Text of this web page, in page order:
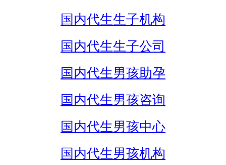
国内代生生子机构
国内代生生子公司
国内代生男孩助孕
国内代生男孩咨询
国内代生男孩中心
国内代生男孩机构